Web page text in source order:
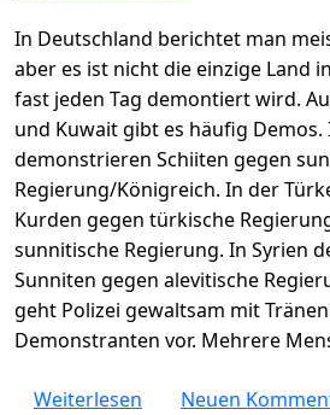
In Deutschland berichtet man
aber es ist nicht die einzige Land
fast jeden Tag demontiert wird.
und Kuwait gibt es häufig Demos.
demonstrieren Schiiten gegen
Regierung/Königreich. In der
Kurden gegen türkische
sunnitische Regierung. In Syrien
Sunniten gegen alevitische
geht Polizei gewaltsam mit
Demonstranten vor. Mehrere
Weiterlesen überNeuen